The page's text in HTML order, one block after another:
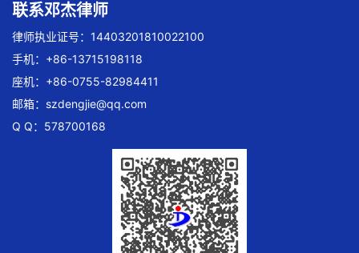
联系邓杰律师
律师执业证号：14403201810022100
手机：+86-13715198118
座机：+86-0755-82984411
邮箱： szdengjie@qq.com
Q Q：578700168